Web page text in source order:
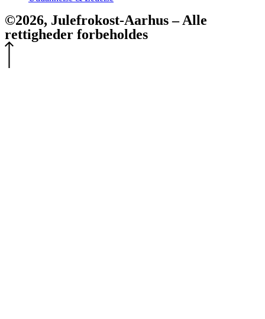
©2026, Julefrokost-Aarhus – Alle
rettigheder forbeholdes